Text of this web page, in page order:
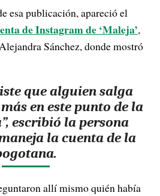
esa publicación, apareció el
de Instagram de ‘Maleja’,
Sánchez, donde mostró
que alguien salga
en este punto de la
escribió la persona
la cuenta de la
allí mismo quién había